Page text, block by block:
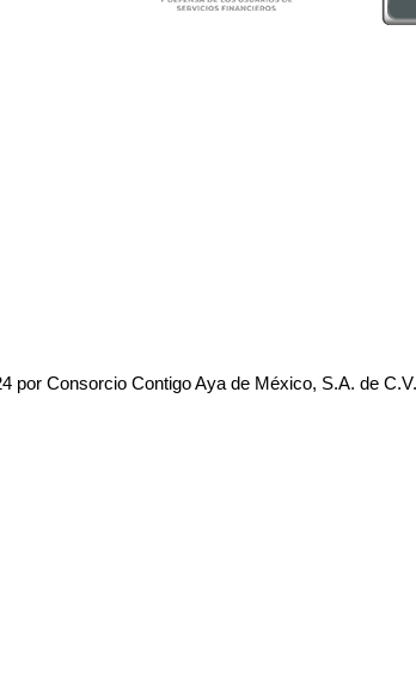
por Consorcio Contigo Aya de México, S.A. de